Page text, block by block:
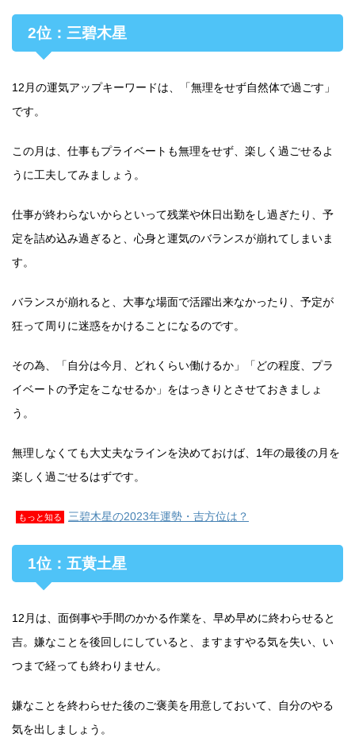
2位：三碧木星
12月の運気アップキーワードは、「無理をせず自然体で過ごす」
です。
この月は、仕事もプライベートも無理をせず、楽しく過ごせるよ
うに工夫してみましょう。
仕事が終わらないからといって残業や休日出勤をし過ぎたり、予
定を詰め込み過ぎると、心身と運気のバランスが崩れてしまいま
す。
バランスが崩れると、大事な場面で活躍出来なかったり、予定が
狂って周りに迷惑をかけることになるのです。
その為、「自分は今月、どれくらい働けるか」「どの程度、プラ
イベートの予定をこなせるか」をはっきりとさせておきましょ
う。
無理しなくても大丈夫なラインを決めておけば、1年の最後の月を
楽しく過ごせるはずです。
もっと知る 三碧木星の2023年運勢・吉方位は？
1位：五黄土星
12月は、面倒事や手間のかかる作業を、早め早めに終わらせると
吉。嫌なことを後回しにしていると、ますますやる気を失い、い
つまで経っても終わりません。
嫌なことを終わらせた後のご褒美を用意しておいて、自分のやる
気を出しましょう。